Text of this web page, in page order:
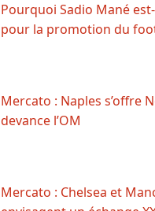
Pourquoi Sadio Mané
pour la promotion du
Mercato : Naples s’offre
devance l’OM
Mercato : Chelsea et